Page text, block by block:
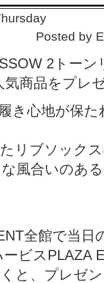
Posted by
2トーン
気商品をプレ
き心地が保
リブソック
風合いのあ
全館で当日
ビスPLAZA
と、プレゼ